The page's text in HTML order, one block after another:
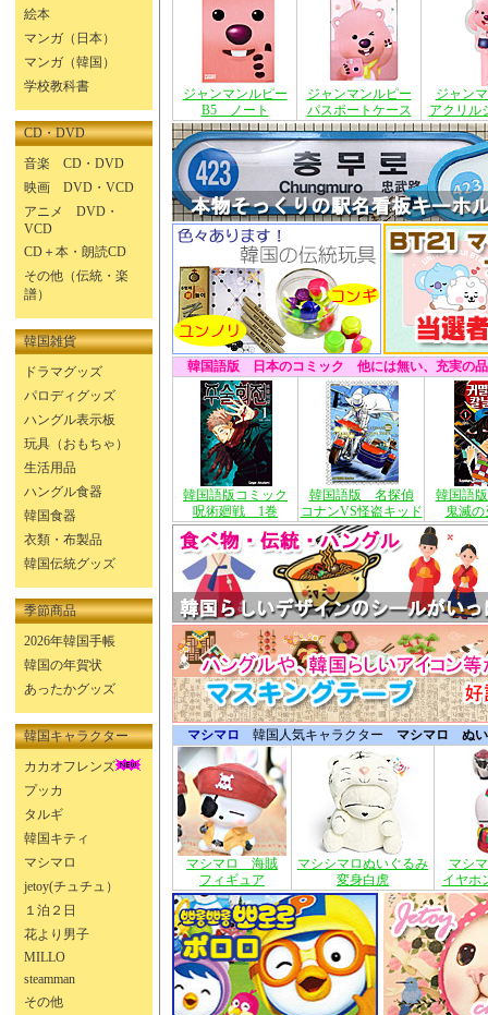
絵本
マンガ（日本）
マンガ（韓国）
学校教科書
CD・DVD
音楽 CD・DVD
映画 DVD・VCD
アニメ DVD・
VCD
CD＋本・朗読CD
その他（伝統・楽
譜）
韓国雑貨
ドラマグッズ
パロディグッズ
ハングル表示板
玩具（おもちゃ）
生活用品
ハングル食器
韓国食器
衣類・布製品
韓国伝統グッズ
季節商品
2026年韓国手帳
韓国の年賀状
あったかグッズ
韓国キャラクター
カカオフレンズ
プッカ
タルギ
韓国キティ
マシマロ
jetoy(チュチュ）
１泊２日
花より男子
MILLO
steamman
その他
ジャンマンルピー
B5 ノート
ジャンマンルピー
パスポートケース
ジャン
アクリル
韓国語版 日本のコミック 他には無い、充実の
韓国語版コミック
呪術廻戦 1巻
韓国語版 名探偵
コナンVS怪盗キッド
韓国語
鬼滅
マシマロ 韓国人気キャラクター マシマロ ぬい
マシマロ 海賊
フィギュア
マシシマロぬいぐるみ
変身白虎
マシ
イヤホ